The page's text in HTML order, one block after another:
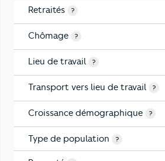
Retraités ?
Chômage ?
Lieu de travail ?
Transport vers lieu de travail ?
Croissance démographique ?
Type de population ?